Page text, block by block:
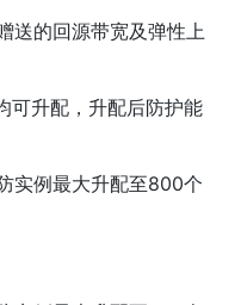
送的回源带宽及弹性上
可升配，升配后防护能
实例最大升配至800个